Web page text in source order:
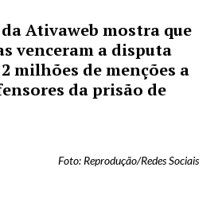
Ativaweb mostra que
venceram a disputa
milhões de menções a
da prisão de
Foto: Reprodução/Redes Sociais